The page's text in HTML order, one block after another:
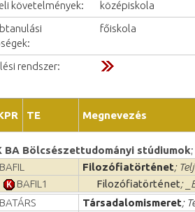
követelmények:
középiskola
főiskola
rendszer:
TE Megnevezés
BA Bölcsészettudományi stúdiumok
BAFIL
Filozófiatörténet;
BAFIL1
Filozófiatörténet;
BATÁRS
Társadalomismeret;